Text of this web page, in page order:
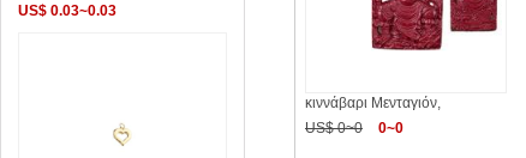
κιννάβαρι Μενταγιόν,
US$ 0~0
0~0
US$ 0.03~0.03